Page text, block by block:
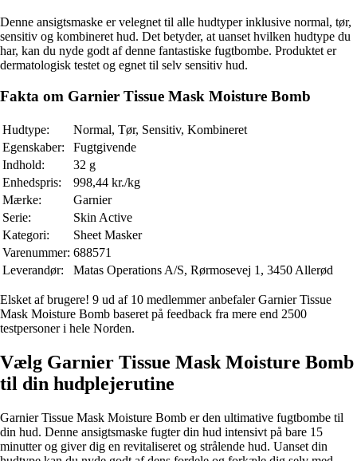
Denne ansigtsmaske er velegnet til alle hudtyper inklusive normal, tør,
sensitiv og kombineret hud. Det betyder, at uanset hvilken hudtype du
har, kan du nyde godt af denne fantastiske fugtbombe. Produktet er
dermatologisk testet og egnet til selv sensitiv hud.
Fakta om Garnier Tissue Mask Moisture Bomb
Hudtype:
Normal, Tør, Sensitiv, Kombineret
Egenskaber:
Fugtgivende
Indhold:
32 g
Enhedspris:
998,44 kr./kg
Mærke:
Garnier
Serie:
Skin Active
Kategori:
Sheet Masker
Varenummer: 688571
Leverandør:
Matas Operations A/S, Rørmosevej 1, 3450 Allerød
Elsket af brugere! 9 ud af 10 medlemmer anbefaler Garnier Tissue
Mask Moisture Bomb baseret på feedback fra mere end 2500
testpersoner i hele Norden.
Vælg Garnier Tissue Mask Moisture Bomb
til din hudplejerutine
Garnier Tissue Mask Moisture Bomb er den ultimative fugtbombe til
din hud. Denne ansigtsmaske fugter din hud intensivt på bare 15
minutter og giver dig en revitaliseret og strålende hud. Uanset din